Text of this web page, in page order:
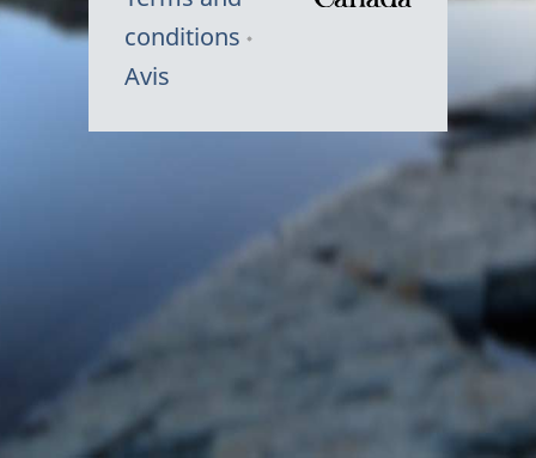
conditions
Avis
du